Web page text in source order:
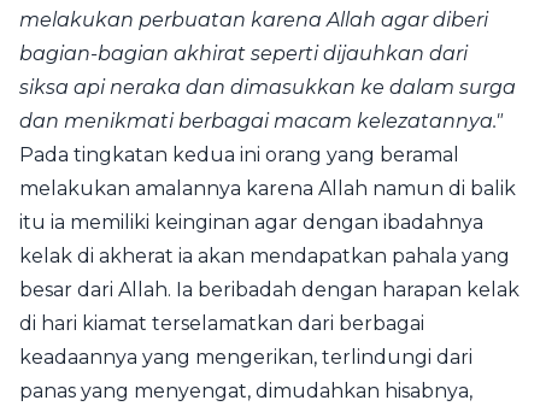
melakukan perbuatan karena Allah agar diberi
bagian-bagian akhirat seperti dijauhkan dari
siksa api neraka dan dimasukkan ke dalam surga
dan menikmati berbagai macam kelezatannya."
Pada tingkatan kedua ini orang yang beramal
melakukan amalannya karena Allah namun di balik
itu ia memiliki keinginan agar dengan ibadahnya
kelak di akherat ia akan mendapatkan pahala yang
besar dari Allah. Ia beribadah dengan harapan kelak
di hari kiamat terselamatkan dari berbagai
keadaannya yang mengerikan, terlindungi dari
panas yang menyengat, dimudahkan hisabnya,